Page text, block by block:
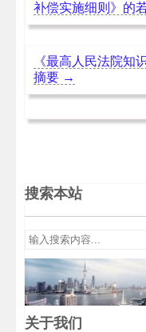
补偿实施细则》的
《最高人民法院知
摘要 →
搜索本站
关于我们